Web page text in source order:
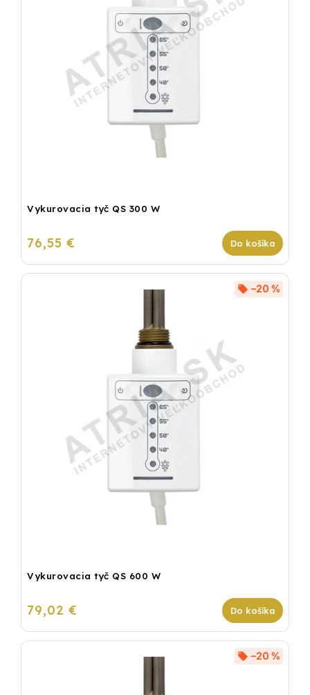
Vykurovacia tyč QS 300 W
76,55 € Do košíka
Vykurovacia tyč QS 600 W
–20 %
79,02 € Do košíka
–20 %